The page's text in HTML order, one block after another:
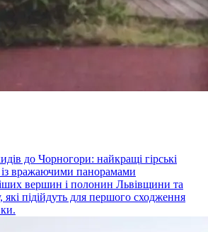
до Чорногори: найкращі гірські
вражаючими панорамами
вершин і полонин Львівщини та
які підійдуть для першого сходження